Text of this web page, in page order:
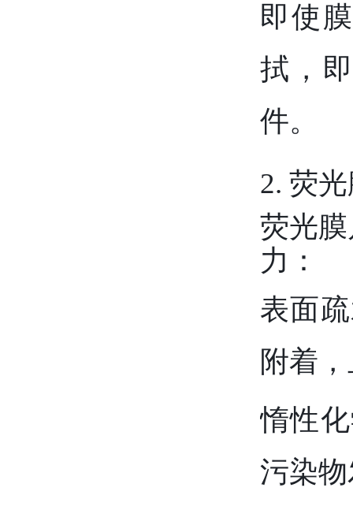
即使
拭，
件。
2. 荧
荧光
力：
表面
附着
惰性
污染